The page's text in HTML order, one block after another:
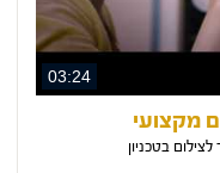
03:24
מקצועי
בטכניון